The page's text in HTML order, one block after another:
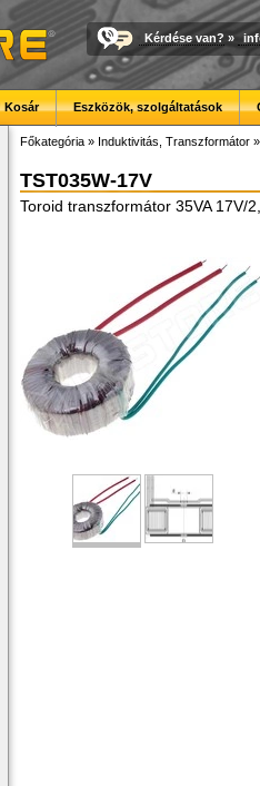
Kérdése van? »
Kosár Eszközök, szolgáltatások
Főkategória » Induktivitás, Transzformátor
TST035W-17V
Toroid transzformátor 35VA 17V/